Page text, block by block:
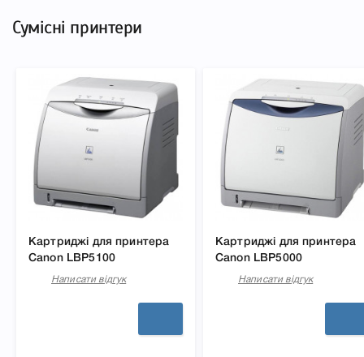
Сумісні принтери
Картриджі для принтера
Canon LBP5100
Написати відгук
Картриджі для принтера
Canon LBP5000
Написати відгук